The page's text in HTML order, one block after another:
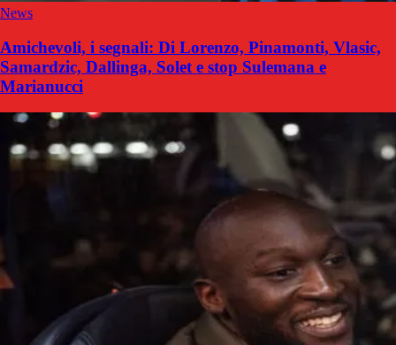
News
Amichevoli, i segnali: Di Lorenzo, Pinamonti, Vlasic,
Samardzic, Dallinga, Solet e stop Sulemana e
Marianucci